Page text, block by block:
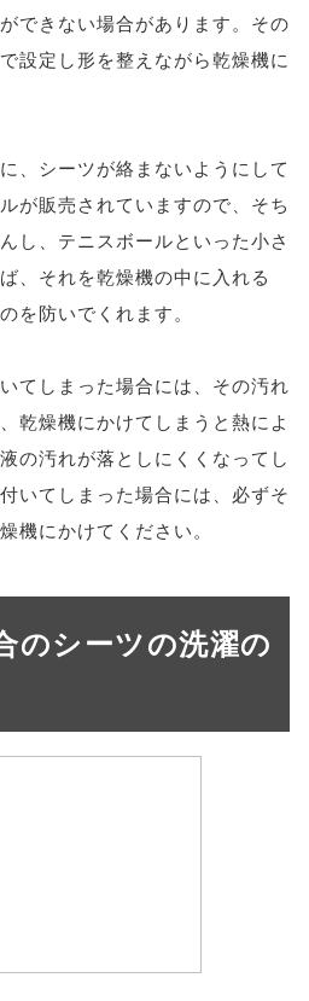
できない場合があります。その
設定し形を整えながら乾燥機に
、シーツが絡まないようにして
が販売されていますので、そち
し、テニスボールといった小さ
、それを乾燥機の中に入れる
を防いでくれます。
てしまった場合には、その汚れ
乾燥機にかけてしまうと熱によ
の汚れが落としにくくなってし
いてしまった場合には、必ずそ
機にかけてください。
のシーツの洗濯の